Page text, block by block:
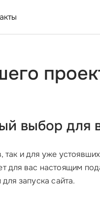
выбор для
и для уже
для вас настоящим
запуска сайта.